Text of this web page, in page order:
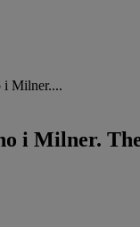
i Milner....
i Milner.